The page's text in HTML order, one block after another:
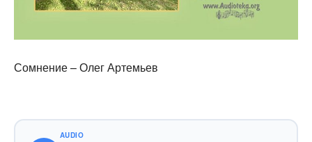
Сомнение – Олег Артемьев
AUDIO